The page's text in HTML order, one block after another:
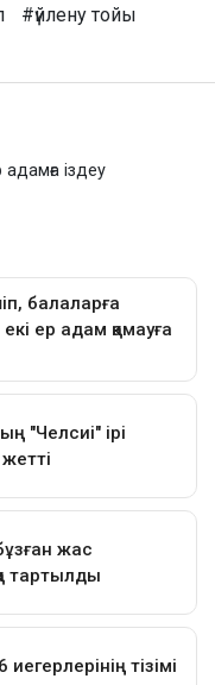
#үйлену тойы
іздеу